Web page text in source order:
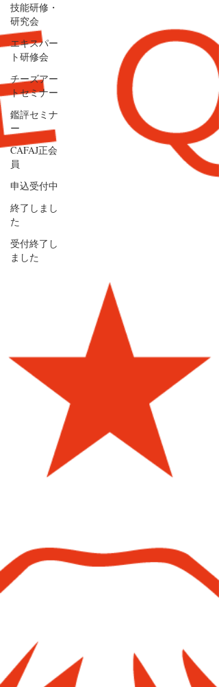
技能研修・
研究会
エキスパー
ト研修会
チーズアー
トセミナー
鑑評セミナ
ー
CAFAJ正会
員
申込受付中
終了しまし
た
受付終了し
ました